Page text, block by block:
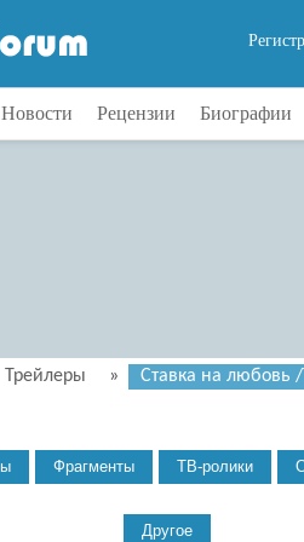
Новости Рецензии Биографии
Трейлеры » Ставка на любовь